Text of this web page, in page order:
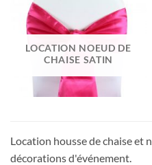
LOCATION NOEUD DE
CHAISE SATIN
Location housse de chaise et
décorations d'événement.